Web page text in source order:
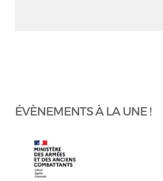
ÉVÈNEMENTS À LA UNE !